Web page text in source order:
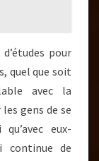
pour
quel que soit
avec la
gens de se
eux-
continue de